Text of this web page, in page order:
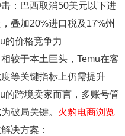
巴西取消50美元以下进
叠加20%进口税及17%州
的价格竞争力
于本土巨头，Temu在客
等关键指标上仍需提升
跨境卖家而言，多账号管
破局关键。 火豹电商浏览
决方案：